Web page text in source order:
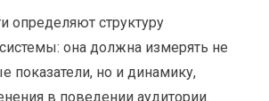
определяют структуру
она должна измерять не
показатели, но и динамику,
в поведении аудитории.